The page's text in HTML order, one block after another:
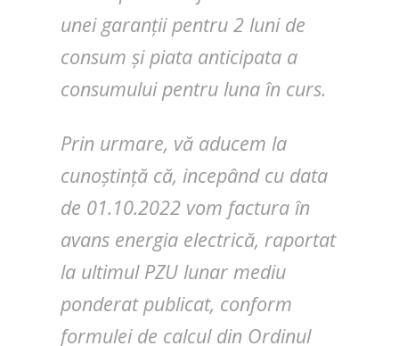
unei garanții pentru 2 luni de
consum și piata anticipata a
consumului pentru luna în curs.
Prin urmare, vă aducem la
cunoștință că, incepând cu data
de 01.10.2022 vom factura în
avans energia electrică, raportat
la ultimul PZU lunar mediu
ponderat publicat, conform
formulei de calcul din Ordinul